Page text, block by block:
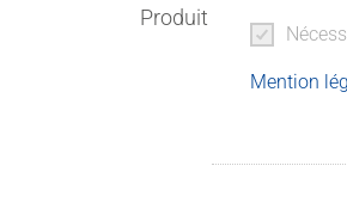
Mention
Produit de protection